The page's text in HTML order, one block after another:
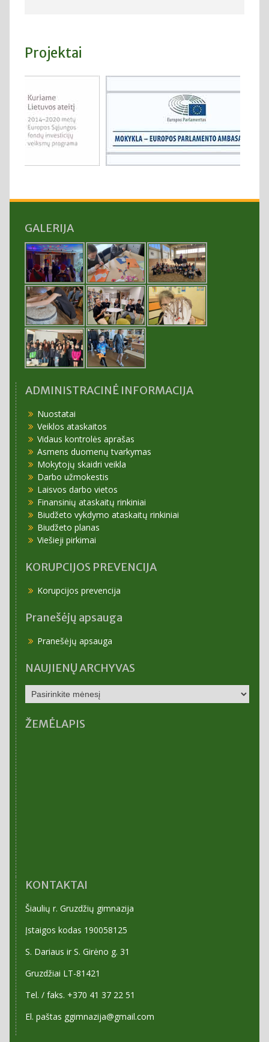
Projektai
GALERIJA
ADMINISTRACINĖ INFORMACIJA
Nuostatai
Veiklos ataskaitos
Vidaus kontrolės aprašas
Asmens duomenų tvarkymas
Mokytojų skaidri veikla
Darbo užmokestis
Laisvos darbo vietos
Finansinių ataskaitų rinkiniai
Biudžeto vykdymo ataskaitų rinkiniai
Biudžeto planas
Viešieji pirkimai
KORUPCIJOS PREVENCIJA
Korupcijos prevencija
Pranešėjų apsauga
Pranešėjų apsauga
NAUJIENŲ ARCHYVAS
NAUJIENŲ
ARCHYVAS
ŽEMĖLAPIS
KONTAKTAI
Šiaulių r. Gruzdžių gimnazija
Įstaigos kodas 190058125
S. Dariaus ir S. Girėno g. 31
Gruzdžiai LT-81421
Tel. / faks. +370 41 37 22 51
El. paštas ggimnazija@gmail.com